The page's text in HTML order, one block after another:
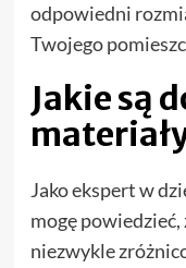
odpowiedni
Twojego
Jakie są
Jako ekspert w
mogę powiedzieć,
niezwykle